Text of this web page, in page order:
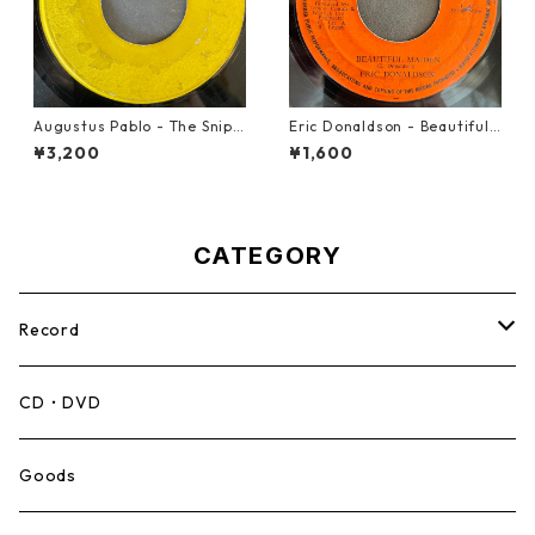
Augustus Pablo - The Snipe
r【7-21945】
¥3,200
Eric Donaldson - Beautiful
Maiden【7-21788】
¥1,600
CATEGORY
Record
Mento,Calypso,Ballad
Ska
CD・DVD
Goods